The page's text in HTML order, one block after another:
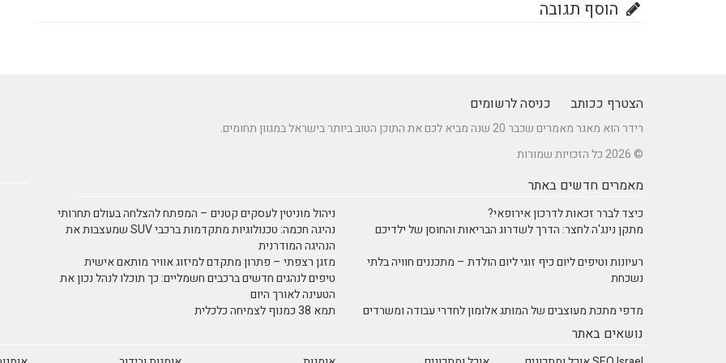
הוסף תגובה
הצטרף ככותב כניסה לרשומים
רידר הוא מאגר מאמרים שכבר 20 שנה מביא לכם את התוכן הטוב ביותר בישראל במגוון תחומים.
© 2026 כל הזכויות שמורות
מאמרים חדשים באתר
כיצד לברר זכאות לדרכון אירופאי?
ניהול מוניטין לעסקים קטנים – המפתח להצלחה בעולם תחרותי
מתקן נינג'ה לחצר: הדרך לשדרוג הבריאות והחוסן של ילדיכם
נהיגה חכמה: טכנולוגיות מתקדמות ברכבי SUV שמעצבות את
הנהיגה המודרנית
רעיונות וטיפים ליום כיף זוגי ליום הולדת – מתכננים חוויה בלתי
נשכחת
מזגן רצפתי – פתרון מתקדם למיזוג אוויר מותאם אישית
טיפים לנהגים חדשים ברכבים חשמליים: כך תוכלו לנהל נכון את
הטעינה לאורך היום
מדפי מתכת מעוצבים של המותג אלומון לחדרי עבודה ומשרדים
תמא 38 כמנוף לצמיחה כלכלית
נושאים באתר